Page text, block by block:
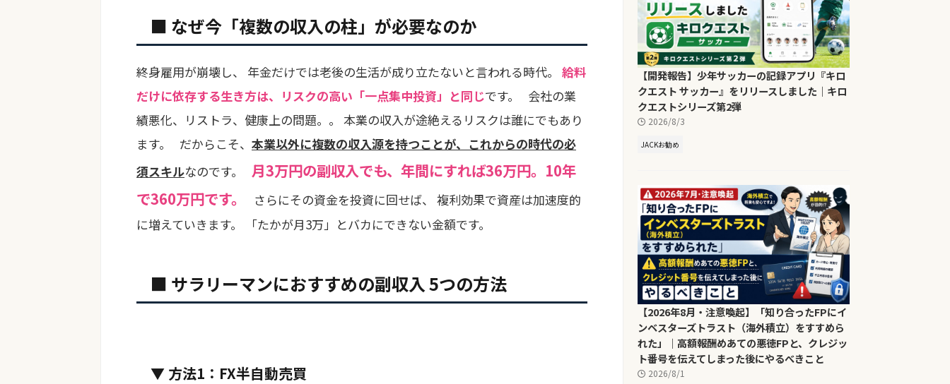
■ なぜ今「複数の収入の柱」が必要なのか
終身雇用が崩壊し、 年金だけでは老後の生活が成り立たないと言われる時代。 給料
だけに依存する生き方は、リスクの高い「一点集中投資」と同じです。 会社の業
績悪化、リストラ、健康上の問題。。 本業の収入が途絶えるリスクは誰にでもあり
ます。 だからこそ、 本業以外に複数の収入源を持つことが、これからの時代の必
須スキルなのです。 月3万円の副収入でも、年間にすれば36万円。10年
で360万円です。
さらにその資金を投資に回せば、 複利効果で資産は加速度的
に増えていきます。 「たかが月3万」とバカにできない金額です。
■ サラリーマンにおすすめの副収入 5つの方法
▼ 方法1：FX半自動売買
【開発報告】少年サッカーの記録アプリ『キロ
クエスト サッカー』をリリースしました｜キロ
クエストシリーズ第2弾
2026/8/3
JACKお勧め
【2026年8月・注意喚起】「知り合ったFPにイ
ンベスターズトラスト（海外積立）をすすめら
れた」｜高額報酬めあての悪徳FPと、クレジッ
ト番号を伝えてしまった後にやるべきこと
2026/8/1